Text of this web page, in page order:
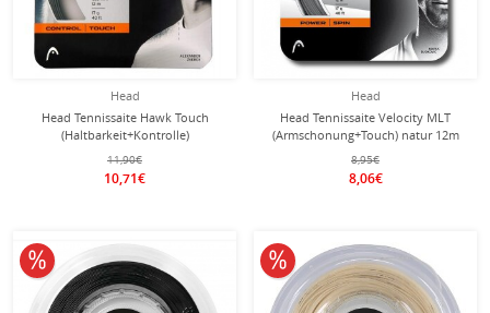
Head
Head Tennissaite Hawk Touch
(Haltbarkeit+Kontrolle)
anthrazitgrau 12m Set
11,90€
10,71€
Head
Head Tennissaite Velocity MLT
(Armschonung+Touch) natur 12m
Set
8,95€
8,06€
10% reduziert 10% reduziert